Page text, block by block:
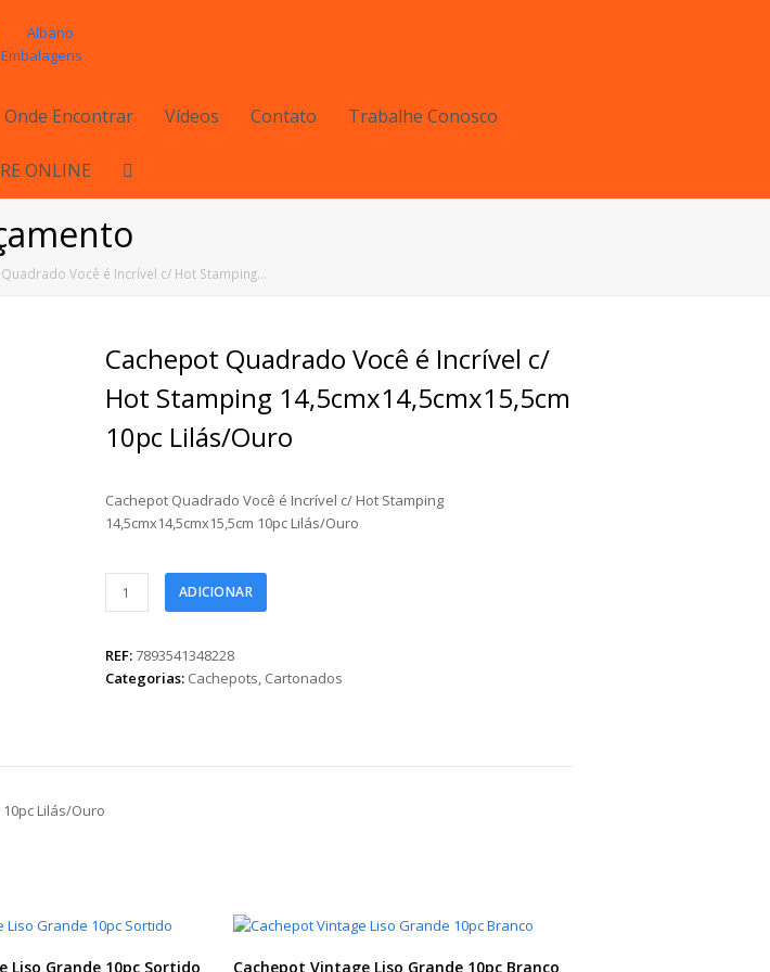
Onde Encontrar Vídeos Contato Trabalhe Conosco
ONLINE
Você é Incrível c/ Hot Stamping…
Cachepot Quadrado Você é Incrível c/
Hot Stamping 14,5cmx14,5cmx15,5cm
10pc Lilás/Ouro
Cachepot Quadrado Você é Incrível c/ Hot Stamping
14,5cmx14,5cmx15,5cm 10pc Lilás/Ouro
Quadrado
é
Incrível
Lilás/Ouro
ADICIONAR
REF:7893541348228
Categorias: Cachepots, Cartonados
Lilás/Ouro
Liso Grande 10pc Sortido Cachepot Vintage Liso Grande 10pc Branco